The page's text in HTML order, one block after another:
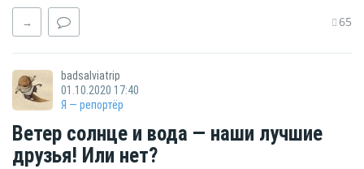
→ 65
badsalviatrip
01.10.2020 17:40
Я — репортёр
Ветер солнце и вода — наши лучшие
друзья! Или нет?